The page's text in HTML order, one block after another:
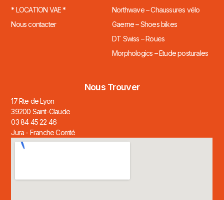
* LOCATION VAE *
Nous contacter
Northwave – Chaussures vélo
Gaerne – Shoes bikes
DT Swiss – Roues
Morphologics – Etude posturales
Nous Trouver
17 Rte de Lyon
39200 Saint-Claude
03 84 45 22 46
Jura - Franche Comté